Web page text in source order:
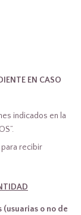
EN CASO
indicados en la
para recibir
o no de